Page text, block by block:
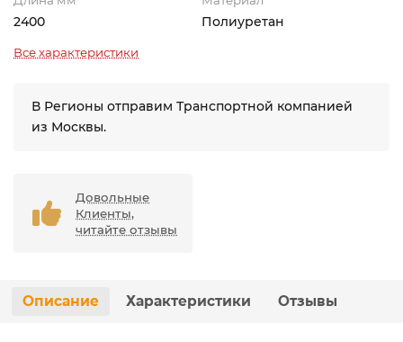
2400 Полиуретан
Все характеристики
В Регионы отправим Транспортной компанией
из Москвы.
Довольные
Клиенты,
читайте отзывы
Описание Характеристики Отзывы